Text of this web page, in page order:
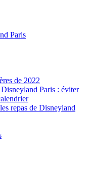
Paris
de 2022
Paris : éviter
repas de Disneyland